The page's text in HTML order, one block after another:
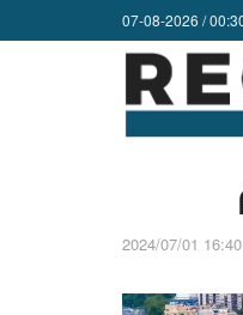
07-08-2026 /
2024/07/01 16:40